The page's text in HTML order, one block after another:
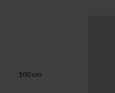
100 cm